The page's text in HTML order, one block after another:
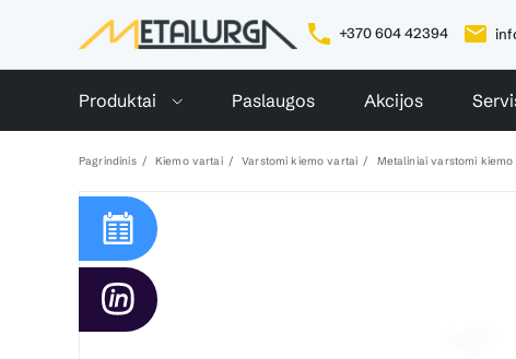
+370 604 42394
Produktai Paslaugos Akcijos
Pagrindinis Kiemo vartai Varstomi kiemo vartai Metaliniai varstomi